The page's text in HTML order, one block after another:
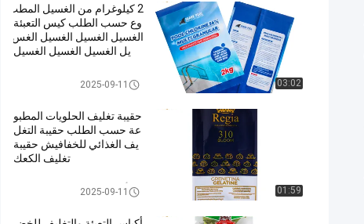
03:02
2 كيلوغرام من الغسيل المطب
وع حسب الطلب كيس التعبئة
الغسيل الغسيل الغسيل الغس
يل الغسيل الغسيل الغسيل
كيس تغليف المنظفات2025-09-11
01:59
حقيبة تغليف الحلويات المطبو
عة حسب الطلب حقيبة التغل
يف الغذائي للخفافيش حقيبة
تغليف الكعك
أكياس تغليف الوجبات الخفيفة
2025-09-11